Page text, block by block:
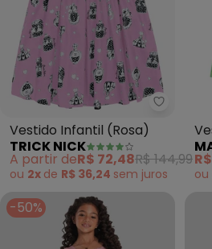
Trick
Vestido Infantil (Rosa)
TRICK NICK
A partir deR$ 72,48R$ 144,99
ou 2x de R$ 36,24 sem juros ou
-50%